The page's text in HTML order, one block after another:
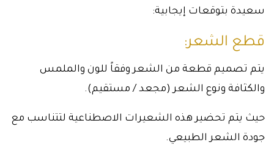
سعيدة بتوقعات إيجابية:
قطع الشعر:
يتم تصميم قطعة من الشعر وفقاً للون والملمس
والكثافة ونوع الشعر (مجعد / مستقيم).
حيث يتم تحضير هذه الشعيرات الاصطناعية لتتناسب مع
جودة الشعر الطبيعي.